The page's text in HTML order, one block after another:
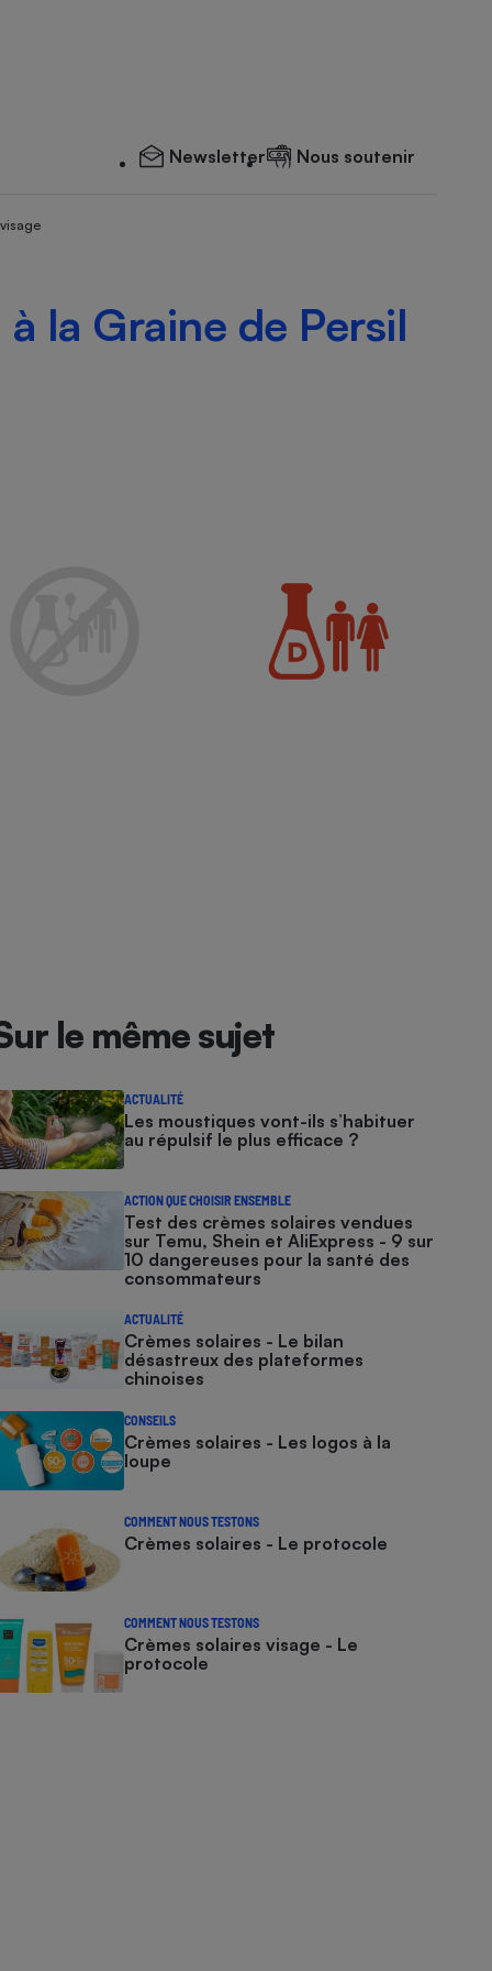
Newsletter Nous soutenir
la Graine de Persil
le même sujet
ACTUALITÉ
Les moustiques vont-ils s’habituer
au répulsif le plus efficace ?
ACTION QUE CHOISIR ENSEMBLE
Test des crèmes solaires vendues
sur Temu, Shein et AliExpress - 9 sur
10 dangereuses pour la santé des
consommateurs
ACTUALITÉ
Crèmes solaires - Le bilan
désastreux des plateformes
chinoises
CONSEILS
Crèmes solaires - Les logos à la
loupe
COMMENT NOUS TESTONS
Crèmes solaires - Le protocole
COMMENT NOUS TESTONS
Crèmes solaires visage - Le
protocole